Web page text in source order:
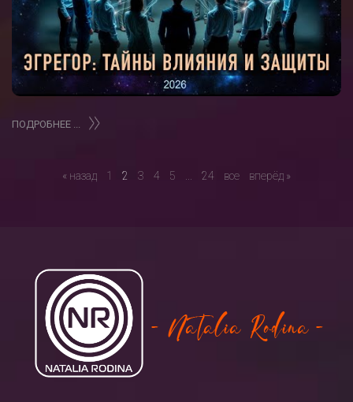
ПОДРОБНЕЕ ...
« назад 1 2 3 4 5 24 все вперёд »